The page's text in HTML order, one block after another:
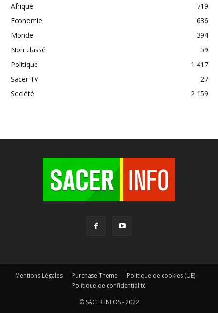
Afrique
719
Economie
636
Monde
394
Non classé
59
Politique
1 417
Sacer Tv
27
Société
2 159
Mentions Légales Purchase Theme
Politique de cookies (UE)
Politique de confidentialité
© SACER INFOS - 2022